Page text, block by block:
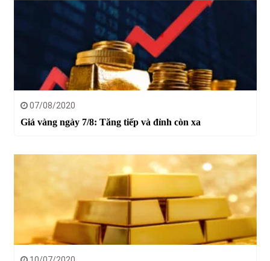
07/08/2020
Giá vàng ngày 7/8: Tăng tiếp và đỉnh còn xa